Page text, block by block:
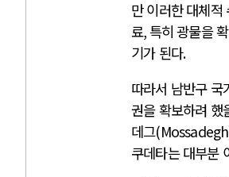
만 이러한 대체적
료,특히 광물을
기가 된다.
따라서 남반구 국
권을 확보하려 했
데그
쿠데타는 대부분